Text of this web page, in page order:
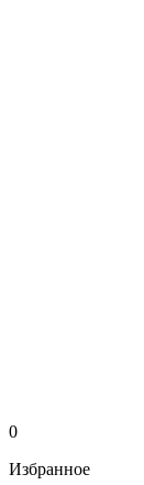
0
Избранное